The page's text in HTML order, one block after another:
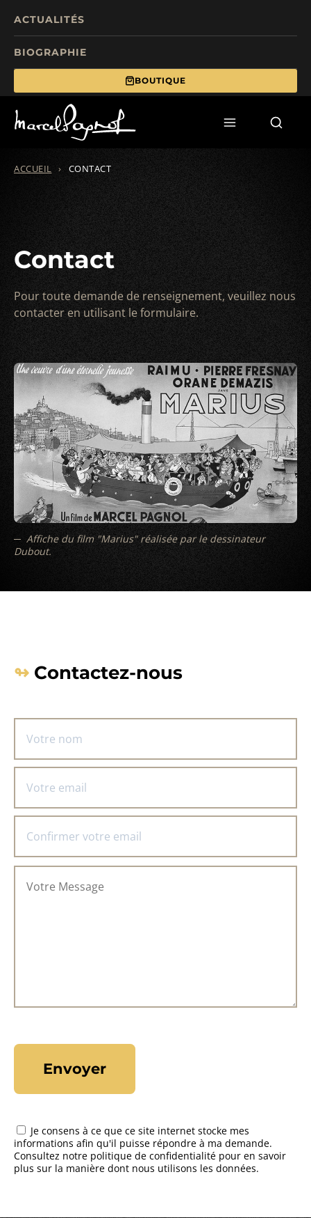
ACTUALITÉS
BIOGRAPHIE
BOUTIQUE
ACCUEIL › CONTACT
Contact
Pour toute demande de renseignement, veuillez nous
contacter en utilisant le formulaire.
Affiche du film "Marius" réalisée par le dessinateur
Dubout.
Contactez-nous
Je consens à ce que ce site internet stocke mes
informations afin qu'il puisse répondre à ma demande.
Consultez notre politique de confidentialité pour en savoir
plus sur la manière dont nous utilisons les données.